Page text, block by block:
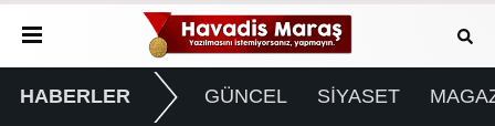
HABERLER GÜNCEL SİYASET